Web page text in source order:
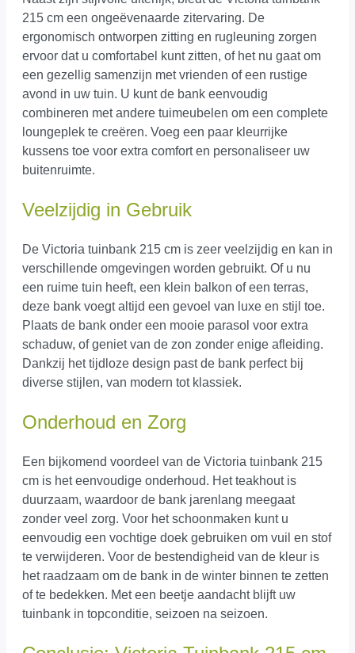
215 cm een ongeëvenaarde zitervaring. De
ergonomisch ontworpen zitting en rugleuning zorgen
ervoor dat u comfortabel kunt zitten, of het nu gaat om
een gezellig samenzijn met vrienden of een rustige
avond in uw tuin. U kunt de bank eenvoudig
combineren met andere tuimeubelen om een complete
loungeplek te creëren. Voeg een paar kleurrijke
kussens toe voor extra comfort en personaliseer uw
buitenruimte.
Veelzijdig in Gebruik
De Victoria tuinbank 215 cm is zeer veelzijdig en kan in
verschillende omgevingen worden gebruikt. Of u nu
een ruime tuin heeft, een klein balkon of een terras,
deze bank voegt altijd een gevoel van luxe en stijl toe.
Plaats de bank onder een mooie parasol voor extra
schaduw, of geniet van de zon zonder enige afleiding.
Dankzij het tijdloze design past de bank perfect bij
diverse stijlen, van modern tot klassiek.
Onderhoud en Zorg
Een bijkomend voordeel van de Victoria tuinbank 215
cm is het eenvoudige onderhoud. Het teakhout is
duurzaam, waardoor de bank jarenlang meegaat
zonder veel zorg. Voor het schoonmaken kunt u
eenvoudig een vochtige doek gebruiken om vuil en stof
te verwijderen. Voor de bestendigheid van de kleur is
het raadzaam om de bank in de winter binnen te zetten
of te bedekken. Met een beetje aandacht blijft uw
tuinbank in topconditie, seizoen na seizoen.